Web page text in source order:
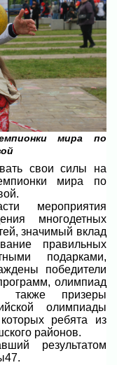
мира по
свои силы на
мира по
мероприятия
многодетных
значимый вклад
правильных
подарками,
победители
олимпиад
также призеры
олимпиады
ребята из
районов.
результатом